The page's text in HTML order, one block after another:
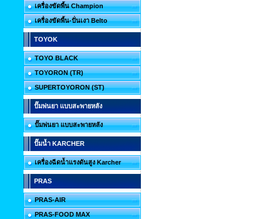
เครื่องขัดพื้น Champion
เครื่องขัดพื้น-ปั่นเงา Belto
TOYOK
TOYO BLACK
TOYORON (TR)
SUPERTOYORON (ST)
ปั๊มพ่นยา แบบสะพายหลัง
ปั๊มพ่นยา แบบสะพายหลัง
ปั๊มน้ำ KARCHER
เครื่องฉีดน้ำแรงดันสูง Karcher
PRAS
PRAS-AIR
PRAS-FOOD MAX